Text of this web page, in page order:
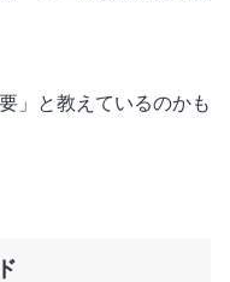
」と教えているのかも